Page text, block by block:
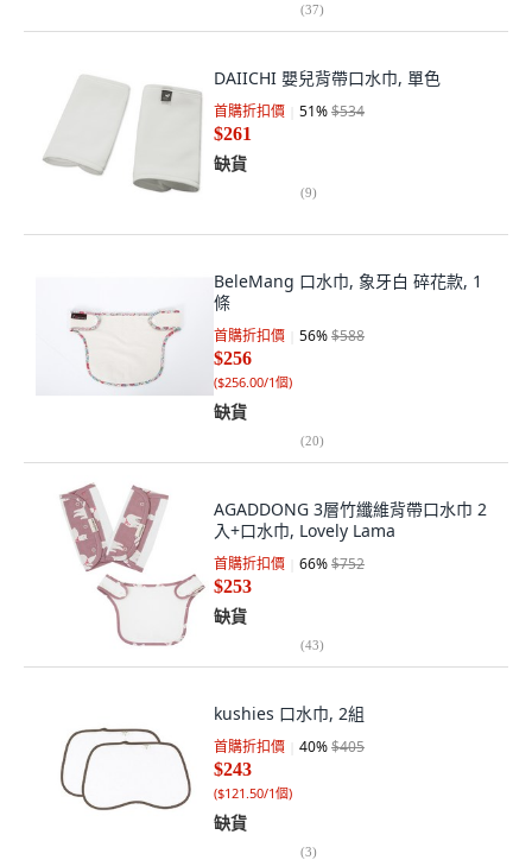
(37)
DAIICHI 嬰兒背帶口水巾, 單色
首購折扣價 51%$534
$261
缺貨
(9)
BeleMang 口水巾, 象牙白 碎花款, 1
條
首購折扣價 56%$588
$256
($256.00/1個)
缺貨
(20)
AGADDONG 3層竹纖維背帶口水巾 2
入+口水巾, Lovely Lama
首購折扣價 66%$752
$253
缺貨
(43)
kushies 口水巾, 2組
首購折扣價 40%$405
$243
($121.50/1個)
缺貨
(3)